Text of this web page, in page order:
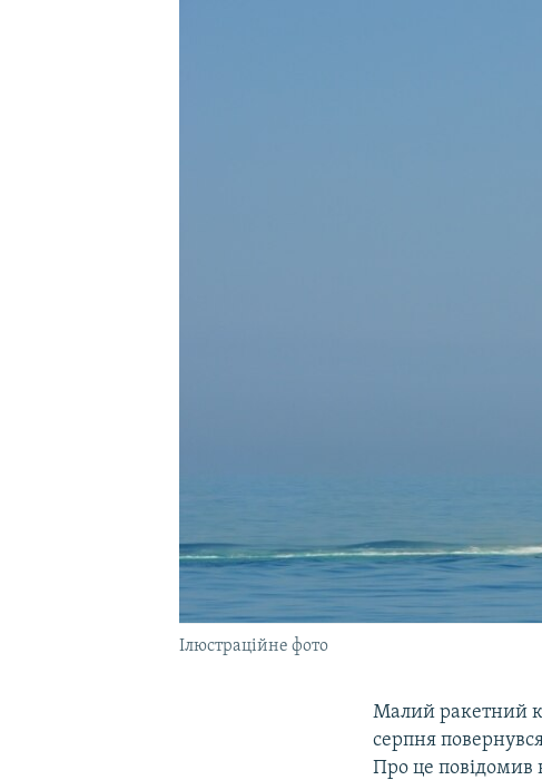
Ілюстраційне фото
Малий ракетний
серпня
Про це повідомив